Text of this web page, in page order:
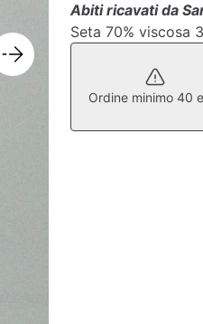
Abiti ricavati da
Seta 70% viscosa
Ordine minimo 40